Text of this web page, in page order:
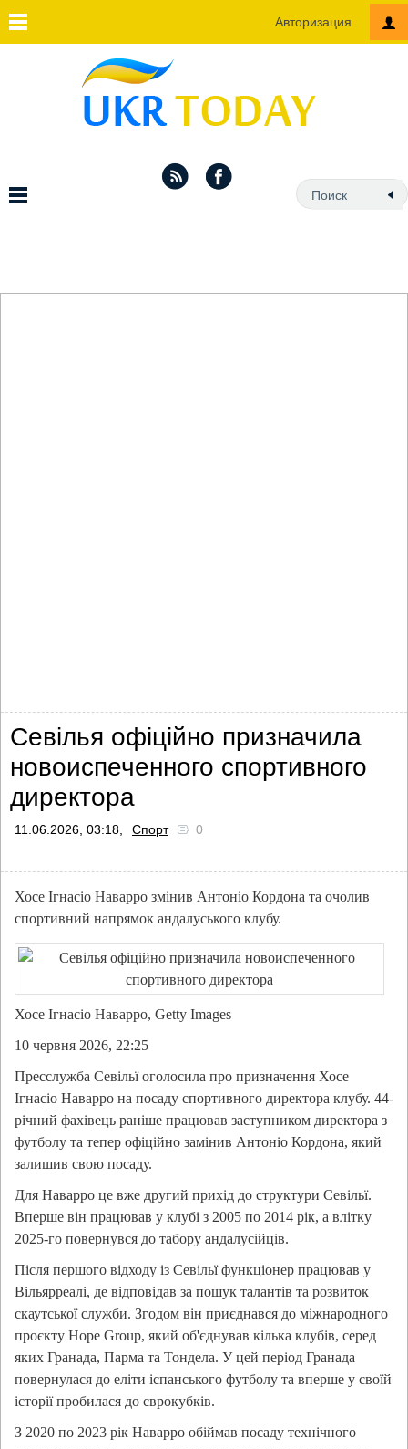
Авторизация
Севілья офіційно призначила
новоиспеченного спортивного
директора
11.06.2026, 03:18, Спорт 0
Хосе Ігнасіо Наварро змінив Антоніо Кордона та очолив
спортивний напрямок андалуського клубу.
Хосе Ігнасіо Наварро, Getty Images
10 червня 2026, 22:25
Пресслужба Севільї оголосила про призначення Хосе
Ігнасіо Наварро на посаду спортивного директора клубу. 44-
річний фахівець раніше працював заступником директора з
футболу та тепер офіційно замінив Антоніо Кордона, який
залишив свою посаду.
Для Наварро це вже другий прихід до структури Севільї.
Вперше він працював у клубі з 2005 по 2014 рік, а влітку
2025-го повернувся до табору андалусійців.
Після першого відходу із Севільї функціонер працював у
Вільярреалі, де відповідав за пошук талантів та розвиток
скаутської служби. Згодом він приєднався до міжнародного
проєкту Hope Group, який об'єднував кілька клубів, серед
яких Гранада, Парма та Тондела. У цей період Гранада
повернулася до еліти іспанського футболу та вперше у своїй
історії пробилася до єврокубків.
З 2020 по 2023 рік Наварро обіймав посаду технічного